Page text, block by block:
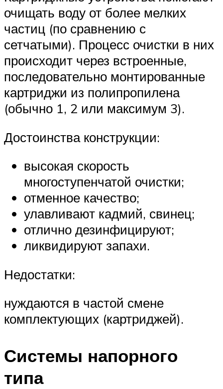
очищать воду от более мелких
частиц (по сравнению с
сетчатыми). Процесс очистки в них
происходит через встроенные,
последовательно монтированные
картриджи из полипропилена
(обычно 1, 2 или максимум 3).
Достоинства конструкции:
высокая скорость
многоступенчатой очистки;
отменное качество;
улавливают кадмий, свинец;
отлично дезинфицируют;
ликвидируют запахи.
Недостатки:
нуждаются в частой смене
комплектующих (картриджей).
Системы напорного
типа